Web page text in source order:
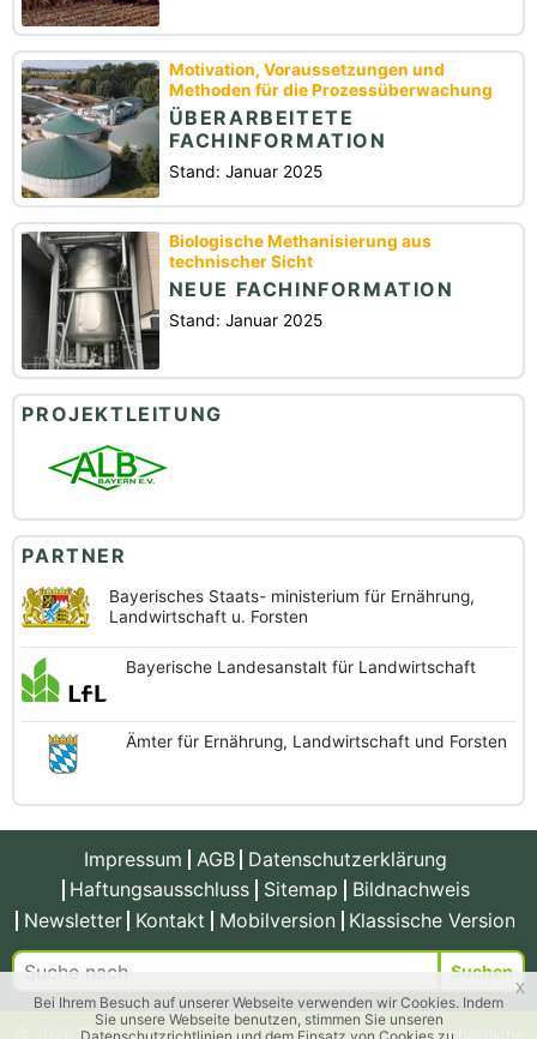
Motivation, Voraussetzungen und
Methoden für die Prozessüberwachung
ÜBERARBEITETE
FACHINFORMATION
Stand: Januar 2025
Biologische Methanisierung aus
technischer Sicht
NEUE FACHINFORMATION
Stand: Januar 2025
PROJEKTLEITUNG
PARTNER
Bayerisches Staats- ministerium für Ernährung,
Landwirtschaft u. Forsten
Bayerische Landesanstaltfür Landwirtschaft
Ämter für Ernährung, Landwirtschaft und Forsten
Impressum AGB
Datenschutzerklärung
Haftungsausschluss
Sitemap
Bildnachweis
Newsletter
Kontakt Mobilversion Klassische Version
Suchen
© 2026 Plattform zum Wissenstransfer für die landwirtschaftliche
Bei Ihrem Besuch auf unserer Webseite verwenden wir Cookies. Indem
Sie unsere Webseite benutzen, stimmen Sie unseren
x